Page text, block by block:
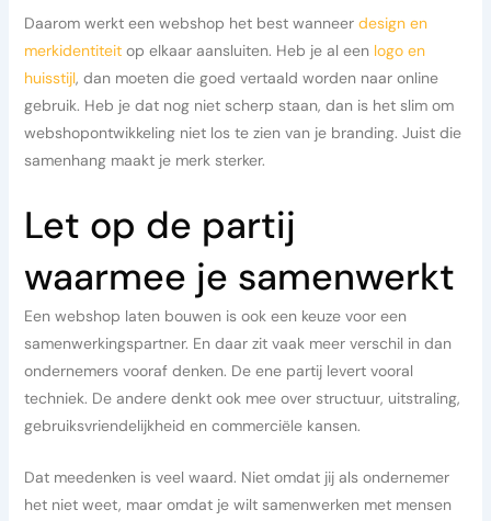
Daarom werkt een webshop het best wanneer design en
merkidentiteitop elkaar aansluiten. Heb je al een logo en
huisstijl, dan moeten die goed vertaald worden naar online
gebruik. Heb je dat nog niet scherp staan, dan is het slim om
webshopontwikkeling niet los te zien van je branding. Juist die
samenhang maakt je merk sterker.
Let op de partij
waarmee je samenwerkt
Een webshop laten bouwen is ook een keuze voor een
samenwerkingspartner. En daar zit vaak meer verschil in dan
ondernemers vooraf denken. De ene partij levert vooral
techniek. De andere denkt ook mee over structuur, uitstraling,
gebruiksvriendelijkheid en commerciële kansen.
Dat meedenken is veel waard. Niet omdat jij als ondernemer
het niet weet, maar omdat je wilt samenwerken met mensen